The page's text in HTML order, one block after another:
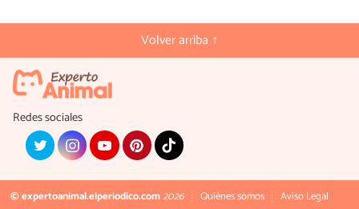
Volver arriba ↑
Redes sociales
© expertoanimal.elperiodico.com2026 Quiénes somos
Aviso Legal